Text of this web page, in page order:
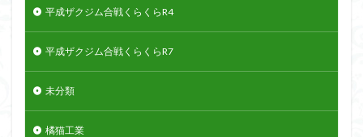
平成ザクジム合戦くらくらR4
平成ザクジム合戦くらくらR7
未分類
橘猫工業